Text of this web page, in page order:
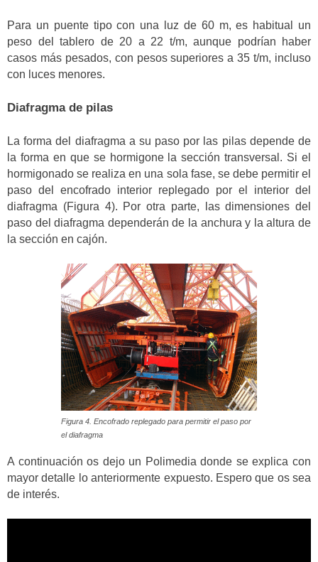
Para un puente tipo con una luz de 60 m, es habitual un
peso del tablero de 20 a 22 t/m, aunque podrían haber
casos más pesados, con pesos superiores a 35 t/m, incluso
con luces menores.
Diafragma de pilas
La forma del diafragma a su paso por las pilas depende de
la forma en que se hormigone la sección transversal. Si el
hormigonado se realiza en una sola fase, se debe permitir el
paso del encofrado interior replegado por el interior del
diafragma (Figura 4). Por otra parte, las dimensiones del
paso del diafragma dependerán de la anchura y la altura de
la sección en cajón.
Figura 4. Encofrado replegado para permitir el paso por
el diafragma
A continuación os dejo un Polimedia donde se explica con
mayor detalle lo anteriormente expuesto. Espero que os sea
de interés.